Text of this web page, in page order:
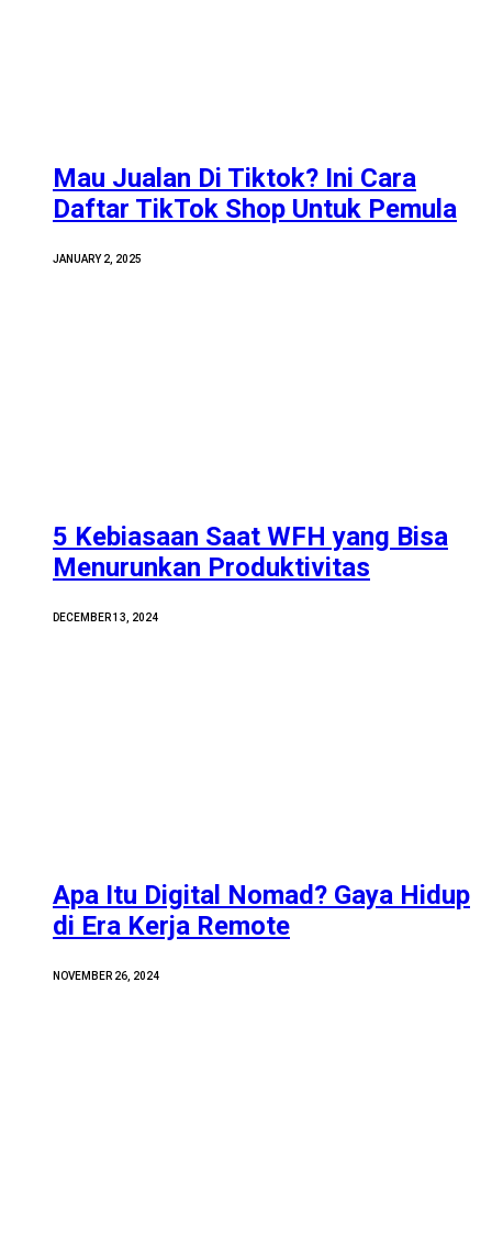
Mau Jualan Di Tiktok? Ini Cara
Daftar TikTok Shop Untuk Pemula
JANUARY 2, 2025
5 Kebiasaan Saat WFH yang Bisa
Menurunkan Produktivitas
DECEMBER 13, 2024
Apa Itu Digital Nomad? Gaya Hidup
di Era Kerja Remote
NOVEMBER 26, 2024